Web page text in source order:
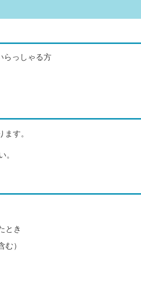
らっしゃる方
す。
。
とき
）